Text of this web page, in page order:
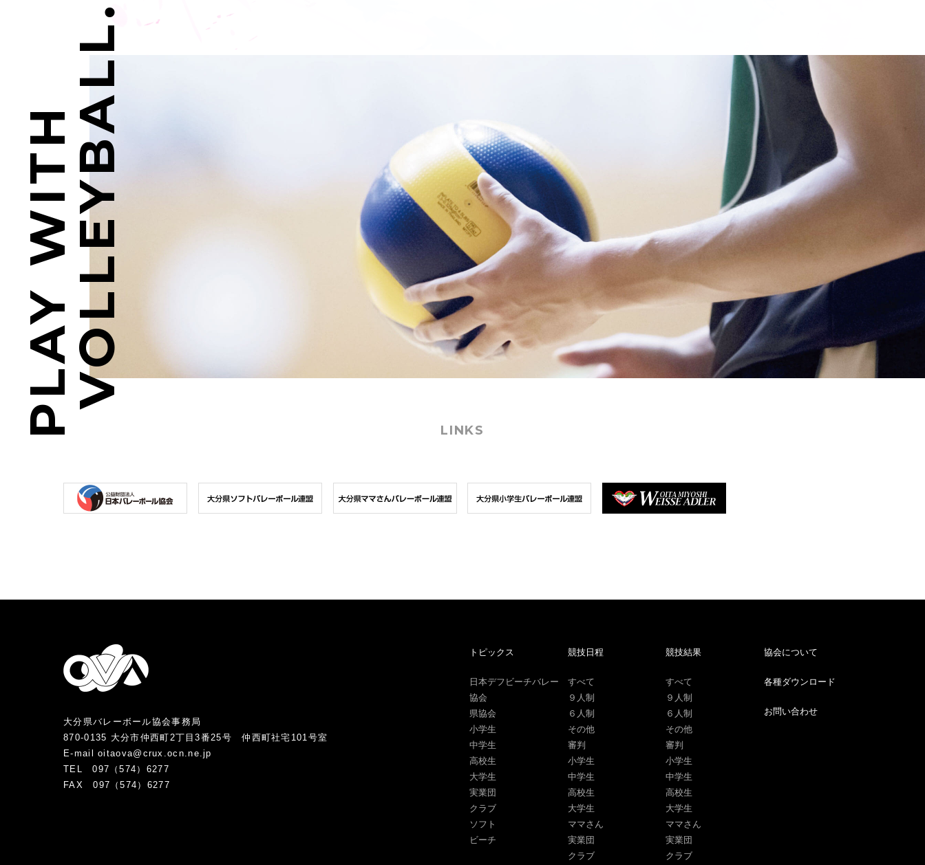
PLAY WITHVOLLEYBALL.
LINKS
トピックス
日本デフビーチバレー
協会
県協会
小学生
中学生
高校生
大学生
実業団
クラブ
ソフト
ビーチ
競技日程
すべて
９人制
６人制
その他
審判
小学生
中学生
高校生
大学生
ママさん
実業団
クラブ
競技結果
すべて
９人制
６人制
その他
審判
小学生
中学生
高校生
大学生
ママさん
実業団
クラブ
協会について
各種ダウンロード
お問い合わせ
大分県バレーボール協会事務局
870-0135 大分市仲西町2丁目3番25号 仲西町社宅101号室
E-mail oitaova@crux.ocn.ne.jp
TEL 097（574）6277
FAX 097（574）6277